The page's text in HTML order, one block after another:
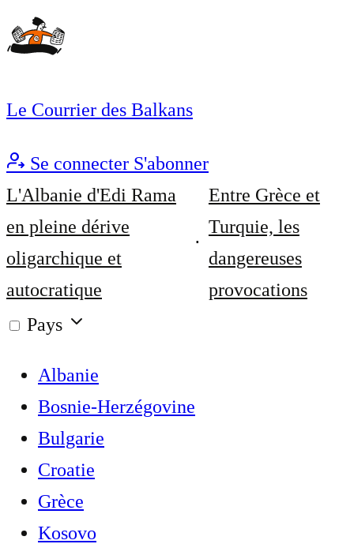
Le Courrier des Balkans
Se connecter S'abonner
L'Albanie d'Edi Rama
en pleine dérive
oligarchique et
autocratique
Entre Grèce et
Turquie, les
dangereuses
provocations
Pays
Albanie
Bosnie-Herzégovine
Bulgarie
Croatie
Grèce
Kosovo